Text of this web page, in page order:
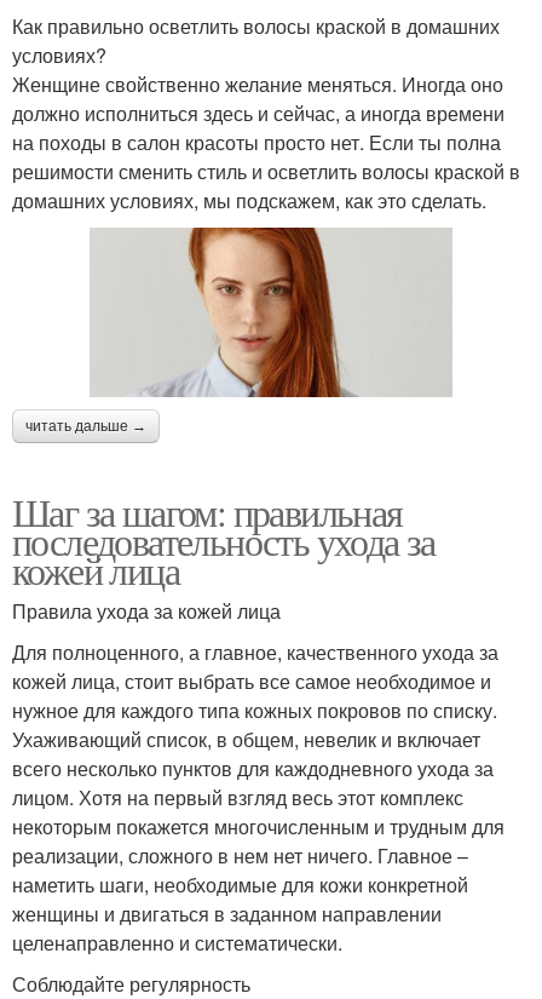
Как правильно осветлить волосы краской в домашних
условиях?
Женщине свойственно желание меняться. Иногда оно
должно исполниться здесь и сейчас, а иногда времени
на походы в салон красоты просто нет. Если ты полна
решимости сменить стиль и осветлить волосы краской в
домашних условиях, мы подскажем, как это сделать.
читать дальше →
Шаг за шагом: правильная
последовательность ухода за
кожей лица
Правила ухода за кожей лица
Для полноценного, а главное, качественного ухода за
кожей лица, стоит выбрать все самое необходимое и
нужное для каждого типа кожных покровов по списку.
Ухаживающий список, в общем, невелик и включает
всего несколько пунктов для каждодневного ухода за
лицом. Хотя на первый взгляд весь этот комплекс
некоторым покажется многочисленным и трудным для
реализации, сложного в нем нет ничего. Главное –
наметить шаги, необходимые для кожи конкретной
женщины и двигаться в заданном направлении
целенаправленно и систематически.
Соблюдайте регулярность